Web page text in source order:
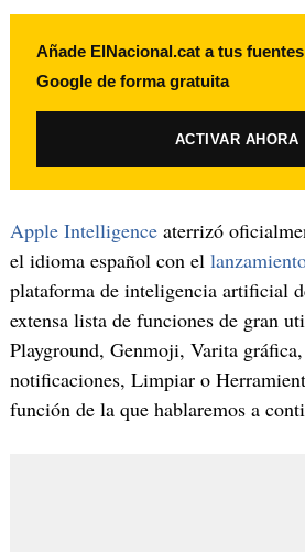
Añade ElNacional.cat a tus
Google de forma gratuita
ACTIVAR
Apple Intelligenceaterrizó
el idioma español con el
plataforma de inteligencia artificial
extensa lista de funciones de gran
Playground, Genmoji, Varita gráfica,
notificaciones, Limpiar o
función de la que hablaremos a